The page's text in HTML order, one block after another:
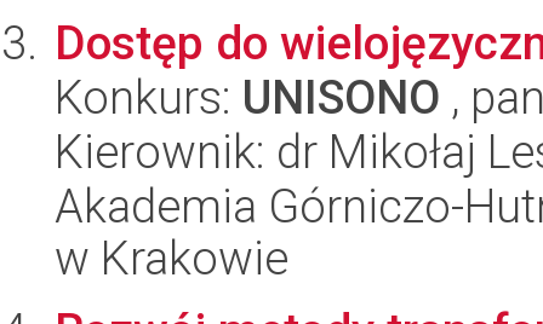
Dostęp do
Konkurs: UNISONO ,
Kierownik: dr Mikołaj
Akademia Górniczo-
w Krakowie